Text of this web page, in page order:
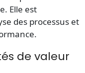
Elle est
des processus et
de valeur